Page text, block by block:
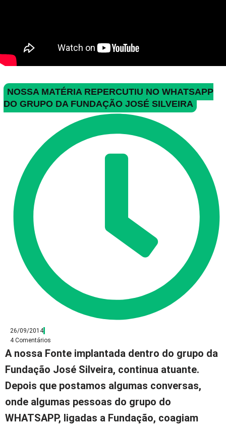
NOSSA MATÉRIA REPERCUTIU NO WHATSAPP
DO GRUPO DA FUNDAÇÃO JOSÉ SILVEIRA
26/09/2014
4 Comentários
A nossa Fonte implantada dentro do grupo da
Fundação José Silveira, continua atuante.
Depois que postamos algumas conversas,
onde algumas pessoas do grupo do
WHATSAPP, ligadas a Fundação, coagiam